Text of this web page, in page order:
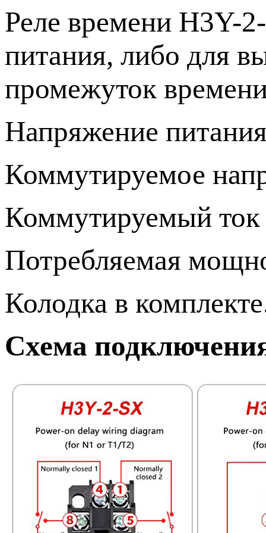
Реле времени H3Y-
питания, либо для
промежуток
Напряжение
Коммутируемое
Коммутируемый
Потребляемая
Колодка в
Схема